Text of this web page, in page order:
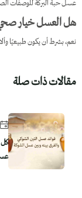
عسل حبة البركة للوصفات
هل العسل خيار
نعم، بشرط أن يكون طبيعيًا
مقالات ذات صلة
كل